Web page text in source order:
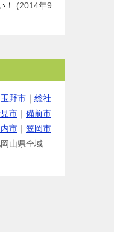
！
2014年9
玉野市 ｜ 総社
市 ｜ 備前市
市 ｜ 笠岡市
山県全域